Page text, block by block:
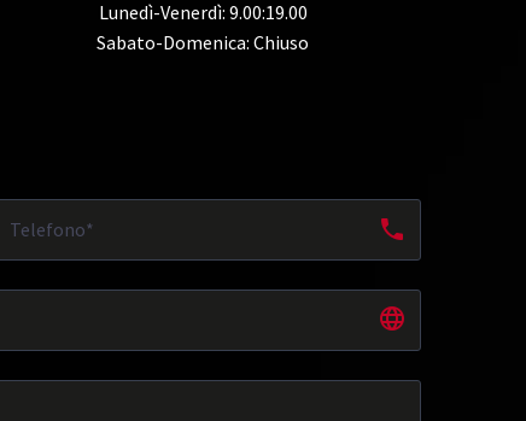
Lunedì-Venerdì: 9.00:19.00
Sabato-Domenica: Chiuso